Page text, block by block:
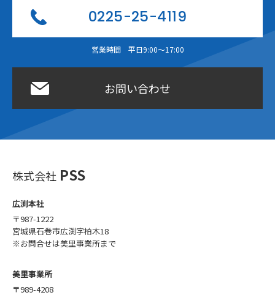
0225-25-4119
営業時間 平日9:00〜17:00
お問い合わせ
株式会社 PSS
広渕本社
〒987-1222
宮城県石巻市広渕字柏木18
※お問合せは美里事業所まで
美里事業所
〒989-4208